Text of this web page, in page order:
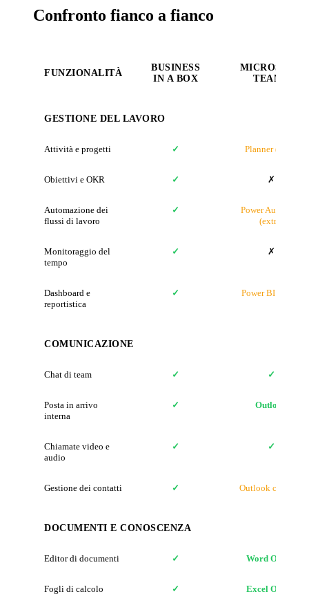
Confronto fianco a fianco
FUNZIONALITÀ
BUSINESS
IN A BOX
MICROSOFT
TEAMS
GESTIONE DEL LAVORO
Attività e progetti ✓ Planner (base)
Obiettivi e OKR ✓ ✗
Automazione dei
flussi di lavoro
✓
Power Automate
(extra)
Monitoraggio del
tempo
✓ ✗
Dashboard e
reportistica
✓ Power BI (extra)
COMUNICAZIONE
Chat di team ✓ ✓
Posta in arrivo
interna
✓ Outlook
Chiamate video e
audio
✓ ✓
Gestione dei contatti ✓ Outlook contacts
DOCUMENTI E CONOSCENZA
Editor di documenti ✓ Word Online
Fogli di calcolo ✓ Excel Online